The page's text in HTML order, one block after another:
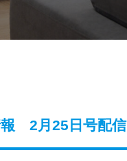
報 2月25日号配信